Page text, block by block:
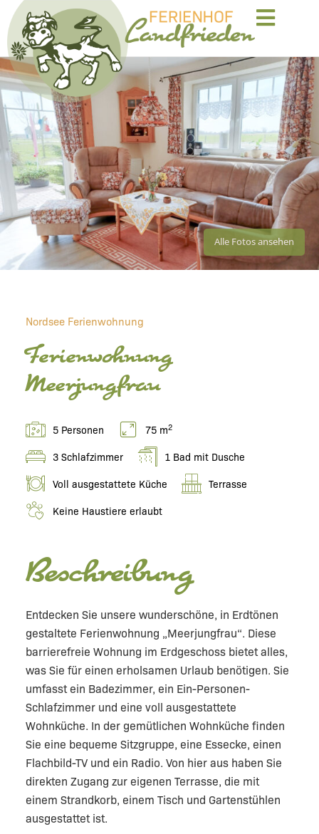
Alle Fotos ansehen
Ferienwohnung
Meerjungfrau
Nordsee Ferienwohnung
5 Personen 75 m2
3 Schlafzimmer 1 Bad mit Dusche
Voll ausgestattete Küche Terrasse
Keine Haustiere erlaubt
Beschreibung
Entdecken Sie unsere wunderschöne, in Erdtönen
gestaltete Ferienwohnung „Meerjungfrau“. Diese
barrierefreie Wohnung im Erdgeschoss bietet alles,
was Sie für einen erholsamen Urlaub benötigen. Sie
umfasst ein Badezimmer, ein Ein-Personen-
Schlafzimmer und eine voll ausgestattete
Wohnküche. In der gemütlichen Wohnküche finden
Sie eine bequeme Sitzgruppe, eine Essecke, einen
Flachbild-TV und ein Radio. Von hier aus haben Sie
direkten Zugang zur eigenen Terrasse, die mit
einem Strandkorb, einem Tisch und Gartenstühlen
ausgestattet ist.